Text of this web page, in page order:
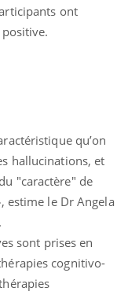
ont
qu’on
hallucinations, et
"caractère" de
estime le Dr Angela
sont prises en
cognitivo-